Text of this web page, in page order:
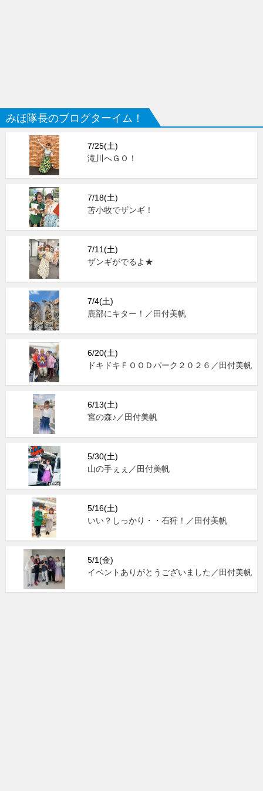
みほ隊長のブログターイム！
7/25(土)
滝川へＧＯ！
7/18(土)
苫小牧でザンギ！
7/11(土)
ザンギがでるよ★
7/4(土)
鹿部にキター！／田付美帆
6/20(土)
ドキドキＦＯＯＤパーク２０２６／田付美帆
6/13(土)
宮の森♪／田付美帆
5/30(土)
山の手ぇぇ／田付美帆
5/16(土)
いい？しっかり・・石狩！／田付美帆
5/1(金)
イベントありがとうございました／田付美帆